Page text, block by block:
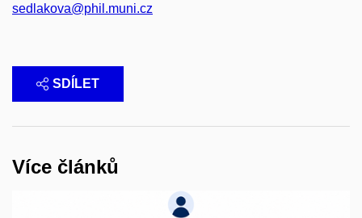
sedlakova@phil.muni.cz
SDÍLET
Více článků